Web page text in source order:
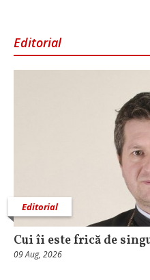
Editorial
Editorial
Cui îi este frică de
09 Aug, 2026